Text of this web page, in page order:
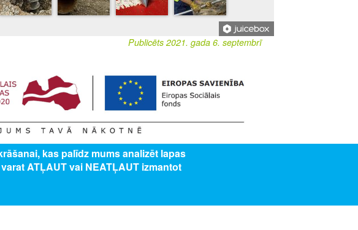
Publicēts 2021. gada 6. septembrī
8.3.5. specifiskā atbalsta mērķa "Uzlabot pieeju karjeras atbalstam
iestādēs" projekts Nr. 8.3.5.0/16/I/001 “Karjeras atbalsts vispārējās un
kas palīdz mums analizēt lapas
ATĻAUT vai NEATĻAUT izmantot